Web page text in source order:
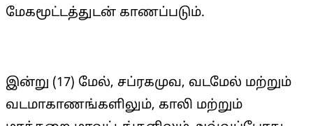
மேகமூட்டத்துடன் காணப்படும்.
இன்று (17) மேல், சப்ரகமுவ, வடமேல் மற்றும்
வடமாகாணங்களிலும், காலி மற்றும்